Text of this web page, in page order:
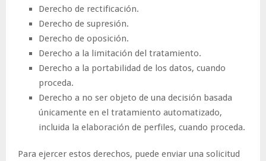
Derecho de rectificación.
Derecho de supresión.
Derecho de oposición.
Derecho a la limitación del tratamiento.
Derecho a la portabilidad de los datos, cuando
proceda.
Derecho a no ser objeto de una decisión basada
únicamente en el tratamiento automatizado,
incluida la elaboración de perfiles, cuando proceda.
Para ejercer estos derechos, puede enviar una solicitud